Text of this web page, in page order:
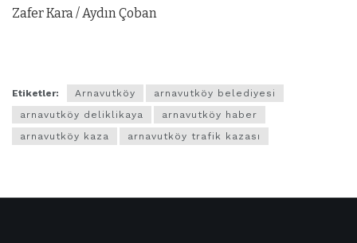
Zafer Kara / Aydın Çoban
Etiketler: Arnavutköy
arnavutköy belediyesi
arnavutköy deliklikaya
arnavutköy haber
arnavutköy kaza
arnavutköy trafik kazası